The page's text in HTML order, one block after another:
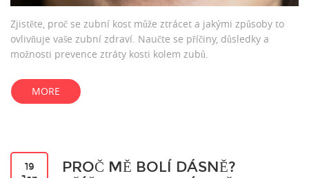
Zjistěte, proč se zubní kost může ztrácet a jakými způsoby to
ovlivňuje vaše zubní zdraví. Naučte se příčiny, důsledky a
možnosti prevence ztráty kosti kolem zubů.
MORE
19
PROČ MĚ BOLÍ DÁSNĚ?